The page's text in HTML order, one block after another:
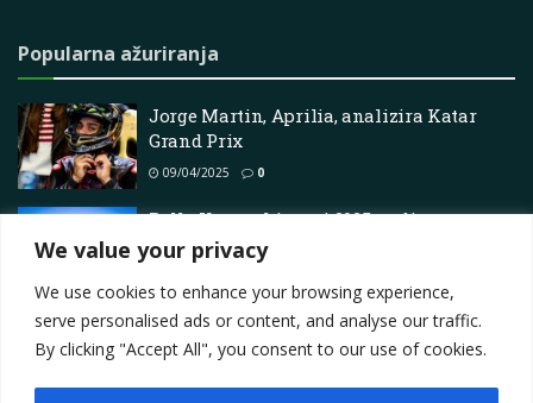
We value your privacy
We use cookies to enhance your browsing experience,
serve personalised ads or content, and analyse our traffic.
By clicking "Accept All", you consent to our use of cookies.
Popularna ažuriranja
Jorge Martin, Aprilia, analizira Katar
Grand Prix
09/04/2025 0
Rally Kanarski otoci 2025. godine
25/04/2025 0